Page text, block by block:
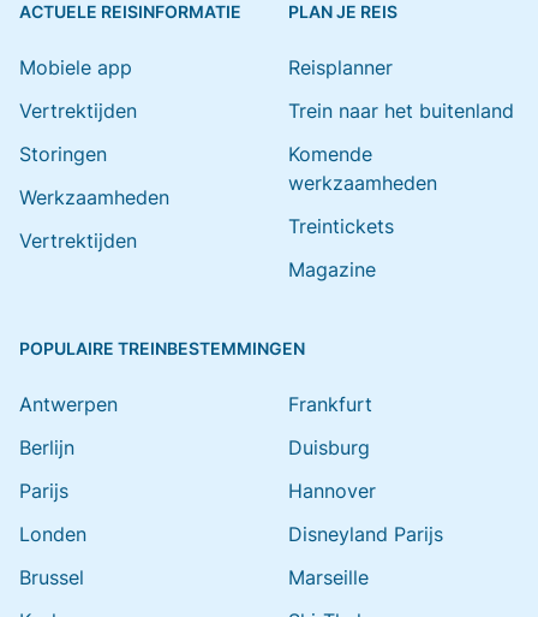
ACTUELE REISINFORMATIE
Mobiele app
Vertrektijden
Storingen
Werkzaamheden
Vertrektijden
PLAN JE REIS
Reisplanner
Trein naar het buitenland
Komende
werkzaamheden
Treintickets
Magazine
POPULAIRE TREINBESTEMMINGEN
Antwerpen
Berlijn
Parijs
Londen
Brussel
Frankfurt
Duisburg
Hannover
Disneyland Parijs
Marseille